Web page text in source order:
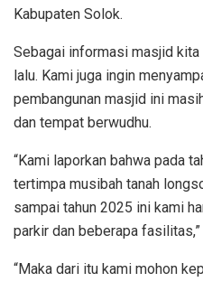
Kabupaten Solok.
Sebagai informasi masjid
lalu. Kami juga ingin
pembangunan masjid ini
dan tempat berwudhu.
“Kami laporkan bahwa pada
tertimpa musibah tanah
sampai tahun 2025 ini kami
parkir dan beberapa fasilitas,”
“Maka dari itu kami mohon